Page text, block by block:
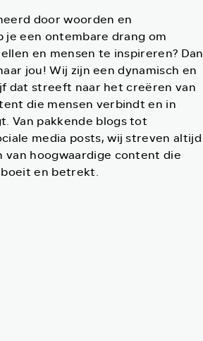
door woorden en
je een ontembare drang om
en mensen te inspireren? Dan
jou! Wij zijn een dynamisch en
dat streeft naar het creëren van
die mensen verbindt en in
Van pakkende blogs tot
media posts, wij streven altijd
van hoogwaardige content die
en betrekt.